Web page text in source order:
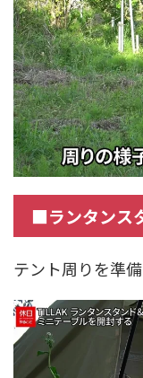
■ランタンス
テント周りを準備